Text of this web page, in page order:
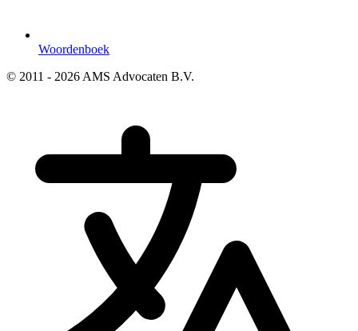
Woordenboek
© 2011 - 2026 AMS Advocaten B.V.